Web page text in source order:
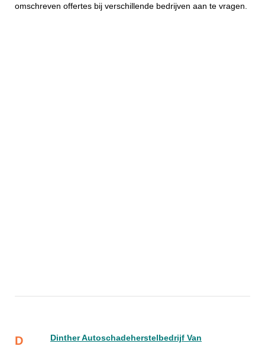
omschreven offertes bij verschillende bedrijven aan te vragen.
D Dinther Autoschadeherstelbedrijf Van